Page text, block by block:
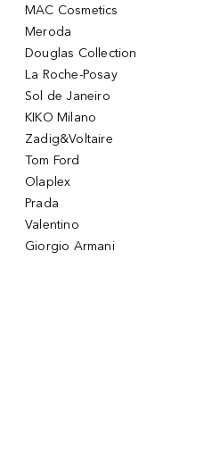
MAC Cosmetics
Meroda
Douglas Collection
La Roche-Posay
Sol de Janeiro
KIKO Milano
Zadig&Voltaire
Tom Ford
Olaplex
Prada
Valentino
Giorgio Armani